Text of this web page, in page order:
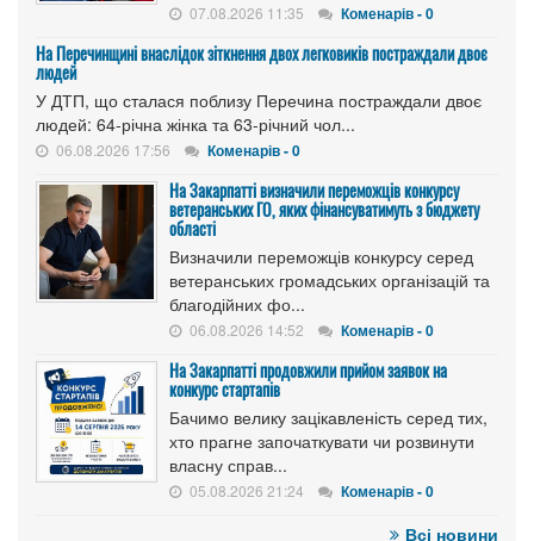
07.08.2026 11:35 Коменарів - 0
На Перечинщині внаслідок зіткнення двох легковиків постраждали двоє
людей
У ДТП, що сталася поблизу Перечина постраждали двоє
людей: 64-річна жінка та 63-річний чол...
06.08.2026 17:56 Коменарів - 0
На Закарпатті визначили переможців конкурсу
ветеранських ГО, яких фінансуватимуть з бюджету
області
Визначили переможців конкурсу серед
ветеранських громадських організацій та
благодійних фо...
06.08.2026 14:52 Коменарів - 0
На Закарпатті продовжили прийом заявок на
конкурс стартапів
Бачимо велику зацікавленість серед тих,
хто прагне започаткувати чи розвинути
власну справ...
05.08.2026 21:24 Коменарів - 0
Всі новини